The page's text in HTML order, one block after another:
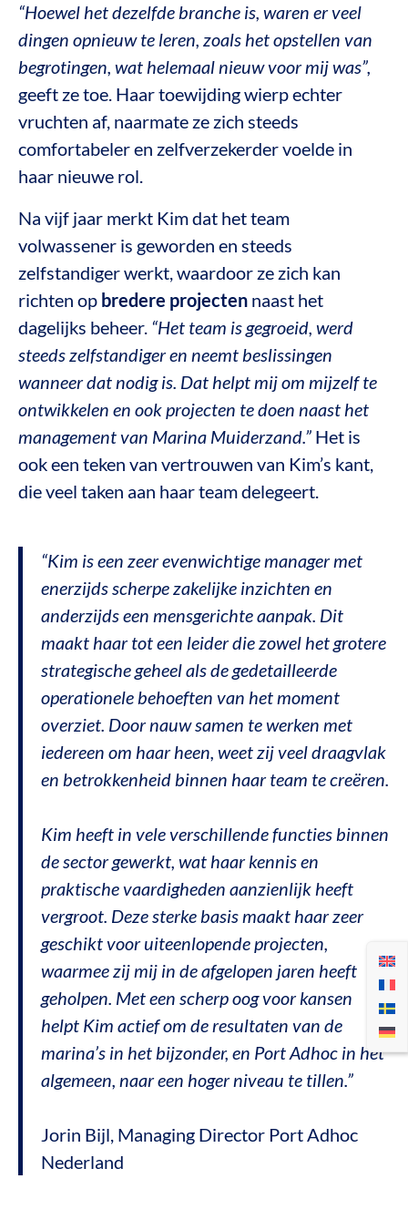
“Hoewel het dezelfde branche is, waren er veel
dingen opnieuw te leren, zoals het opstellen van
begrotingen, wat helemaal nieuw voor mij was”,
geeft ze toe. Haar toewijding wierp echter
vruchten af, naarmate ze zich steeds
comfortabeler en zelfverzekerder voelde in
haar nieuwe rol.
Na vijf jaar merkt Kim dat het team
volwassener is geworden en steeds
zelfstandiger werkt, waardoor ze zich kan
richten op bredere projecten naast het
dagelijks beheer. “Het team is gegroeid, werd
steeds zelfstandiger en neemt beslissingen
wanneer dat nodig is. Dat helpt mij om mijzelf te
ontwikkelen en ook projecten te doen naast het
management van Marina Muiderzand.” Het is
ook een teken van vertrouwen van Kim’s kant,
die veel taken aan haar team delegeert.
“Kim is een zeer evenwichtige manager met
enerzijds scherpe zakelijke inzichten en
anderzijds een mensgerichte aanpak. Dit
maakt haar tot een leider die zowel het grotere
strategische geheel als de gedetailleerde
operationele behoeften van het moment
overziet. Door nauw samen te werken met
iedereen om haar heen, weet zij veel draagvlak
en betrokkenheid binnen haar team te creëren.
Kim heeft in vele verschillende functies binnen
de sector gewerkt, wat haar kennis en
praktische vaardigheden aanzienlijk heeft
vergroot. Deze sterke basis maakt haar zeer
geschikt voor uiteenlopende projecten,
waarmee zij mij in de afgelopen jaren heeft
geholpen. Met een scherp oog voor kansen
helpt Kim actief om de resultaten van de
marina’s in het bijzonder, en Port Adhoc in het
algemeen, naar een hoger niveau te tillen.”
Jorin Bijl, Managing Director Port Adhoc
Nederland